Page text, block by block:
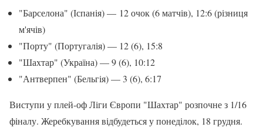
"Барселона" (Іспанія) — 12 очок (6 матчів), 12:6 (різниця
м'ячів)
"Порту" (Португалія) — 12 (6), 15:8
"Шахтар" (Україна) — 9 (6), 10:12
"Антверпен" (Бельгія) — 3 (6), 6:17
Виступи у плей-оф Ліги Європи "Шахтар" розпочне з 1/16
фіналу. Жеребкування відбудеться у понеділок, 18 грудня.